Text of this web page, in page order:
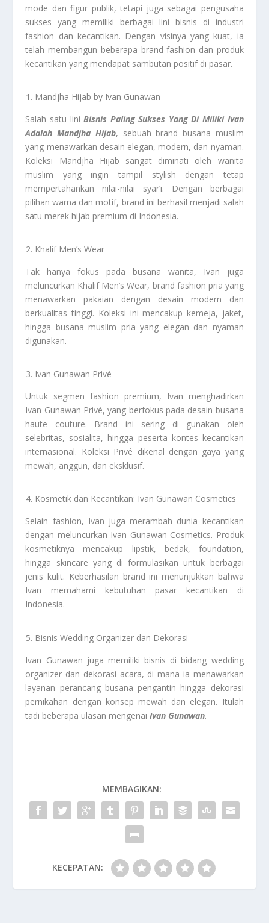
mode dan figur publik, tetapi juga sebagai pengusaha
sukses yang memiliki berbagai lini bisnis di industri
fashion dan kecantikan. Dengan visinya yang kuat, ia
telah membangun beberapa brand fashion dan produk
kecantikan yang mendapat sambutan positif di pasar.
Mandjha Hijab by Ivan Gunawan
Salah satu liniBisnis Paling Sukses Yang Di Miliki Ivan
Adalah Mandjha Hijab, sebuah brand busana muslim
yang menawarkan desain elegan, modern, dan nyaman.
Koleksi Mandjha Hijab sangat diminati oleh wanita
muslim yang ingin tampil stylish dengan tetap
mempertahankan nilai-nilai syar’i. Dengan berbagai
pilihan warna dan motif, brand ini berhasil menjadi salah
satu merek hijab premium di Indonesia.
Khalif Men’s Wear
Tak hanya fokus pada busana wanita, Ivan juga
meluncurkan Khalif Men’s Wear, brand fashion pria yang
menawarkan pakaian dengan desain modern dan
berkualitas tinggi. Koleksi ini mencakup kemeja, jaket,
hingga busana muslim pria yang elegan dan nyaman
digunakan.
Ivan Gunawan Privé
Untuk segmen fashion premium, Ivan menghadirkan
Ivan Gunawan Privé, yang berfokus pada desain busana
haute couture. Brand ini sering di gunakan oleh
selebritas, sosialita, hingga peserta kontes kecantikan
internasional. Koleksi Privé dikenal dengan gaya yang
mewah, anggun, dan eksklusif.
Kosmetik dan Kecantikan: Ivan Gunawan Cosmetics
Selain fashion, Ivan juga merambah dunia kecantikan
dengan meluncurkan Ivan Gunawan Cosmetics. Produk
kosmetiknya mencakup lipstik, bedak, foundation,
hingga skincare yang di formulasikan untuk berbagai
jenis kulit. Keberhasilan brand ini menunjukkan bahwa
Ivan memahami kebutuhan pasar kecantikan di
Indonesia.
Bisnis Wedding Organizer dan Dekorasi
Ivan Gunawan juga memiliki bisnis di bidang wedding
organizer dan dekorasi acara, di mana ia menawarkan
layanan perancang busana pengantin hingga dekorasi
pernikahan dengan konsep mewah dan elegan. Itulah
tadi beberapa ulasan mengenaiIvan Gunawan.
MEMBAGIKAN:
KECEPATAN: